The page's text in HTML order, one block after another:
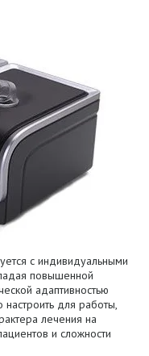
с индивидуальными
повышенной
адаптивностью
настроить для работы,
лечения на
и сложности